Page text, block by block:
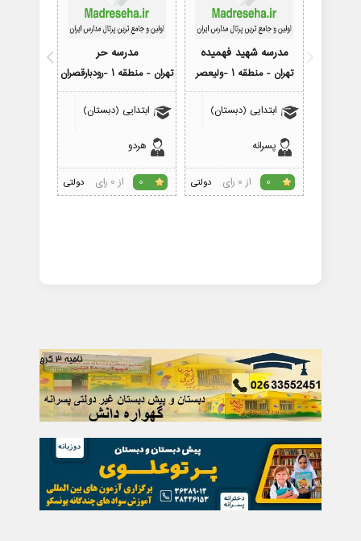
مدرسه شهید فهمیده
تهران - منطقه 1 -ولیعصر
ابتدایی (دبستان)
پسرانه
دولتی 0 از 0 رای
مدرسه حر
تهران - منطقه 1 -رودبارقصران
ابتدایی (دبستان)
هردو
دولتی 0 از 0 رای